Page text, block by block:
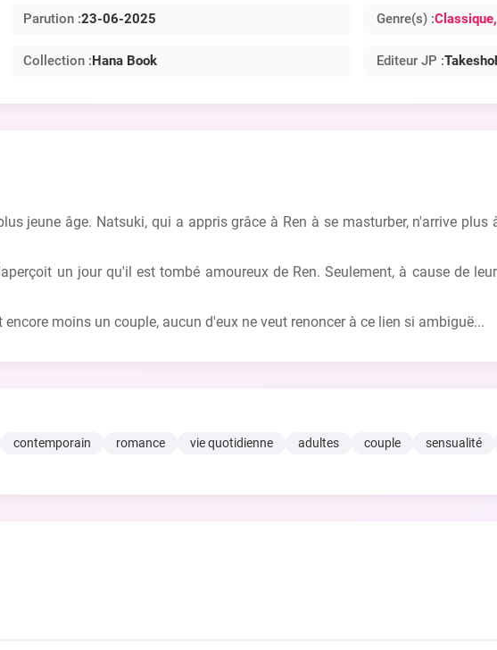
Parution :23-06-2025 Genre(s) :Classique
Collection :Hana Book Editeur JP :
jeune âge. Natsuki, qui a appris grâce à Ren à se masturber, n'arrive
un jour qu'il est tombé amoureux de Ren. Seulement, à cause de
moins un couple, aucun d'eux ne veut renoncer à ce lien si ambiguë...
contemporain romance vie quotidienne adultes couple sensualité